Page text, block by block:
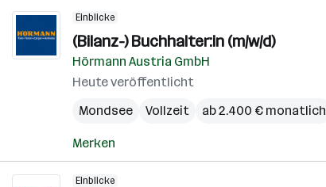
Einblicke
(Bilanz-) Buchhalter:in (m/w/d)
Hörmann Austria GmbH
Heute veröffentlicht
Mondsee
Vollzeit ab 2.400 € monatlich
Merken
Einblicke